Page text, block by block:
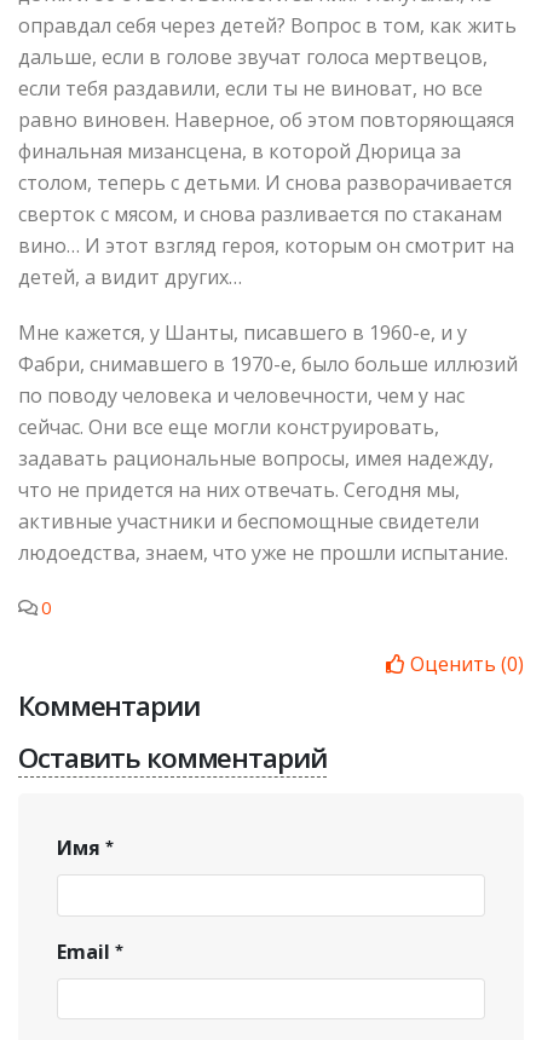
оправдал себя через детей? Вопрос в том, как жить
дальше, если в голове звучат голоса мертвецов,
если тебя раздавили, если ты не виноват, но все
равно виновен. Наверное, об этом повторяющаяся
финальная мизансцена, в которой Дюрица за
столом, теперь с детьми. И снова разворачивается
сверток с мясом, и снова разливается по стаканам
вино… И этот взгляд героя, которым он смотрит на
детей, а видит других…
Мне кажется, у Шанты, писавшего в 1960-е, и у
Фабри, снимавшего в 1970-е, было больше иллюзий
по поводу человека и человечности, чем у нас
сейчас. Они все еще могли конструировать,
задавать рациональные вопросы, имея надежду,
что не придется на них отвечать. Сегодня мы,
активные участники и беспомощные свидетели
людоедства, знаем, что уже не прошли испытание.
0
Оценить (0)
Комментарии
Оставить комментарий
Имя
Email